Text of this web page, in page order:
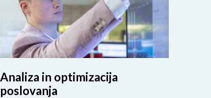
Analiza in optimizacija
poslovanja